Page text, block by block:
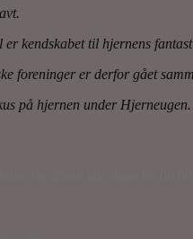
er kendskabet til hjernens
foreninger er derfor gået
på hjernen under Hjerneugen.